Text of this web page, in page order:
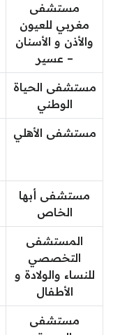
مستشفى
مغربي للعيون
والأذن و الأسنان
– عسير
مستشفى الحياة
الوطني
مستشفى الأهلي
مستشفى أبها
الخاص
المستشفى
التخصصي
للنساء والولادة و
الأطفال
مستشفى